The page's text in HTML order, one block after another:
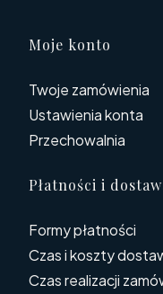
Linki w
Moje konto
Twoje zamówienia
Ustawienia konta
Przechowalnia
Płatności i
Formy płatności
Czas i koszty
Czas realizacji